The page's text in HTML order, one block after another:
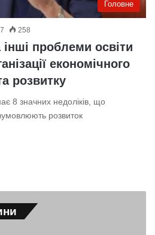
Головне
258
проблеми освіти
економічного
розвитку
8 значних недоліків, що
розвиток